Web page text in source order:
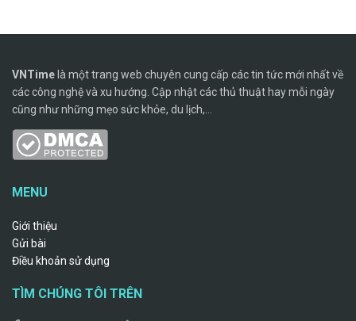
VNTime là một trang web chuyên cung cấp các tin tức mới nhất về
các công nghệ và xu hướng. Cập nhật các thủ thuật hay mỗi ngày
cũng như những mẹo sức khỏe, du lịch,...
MENU
Giới thiệu
Gửi bài
Điều khoản sử dụng
TÌM CHÚNG TÔI TRÊN